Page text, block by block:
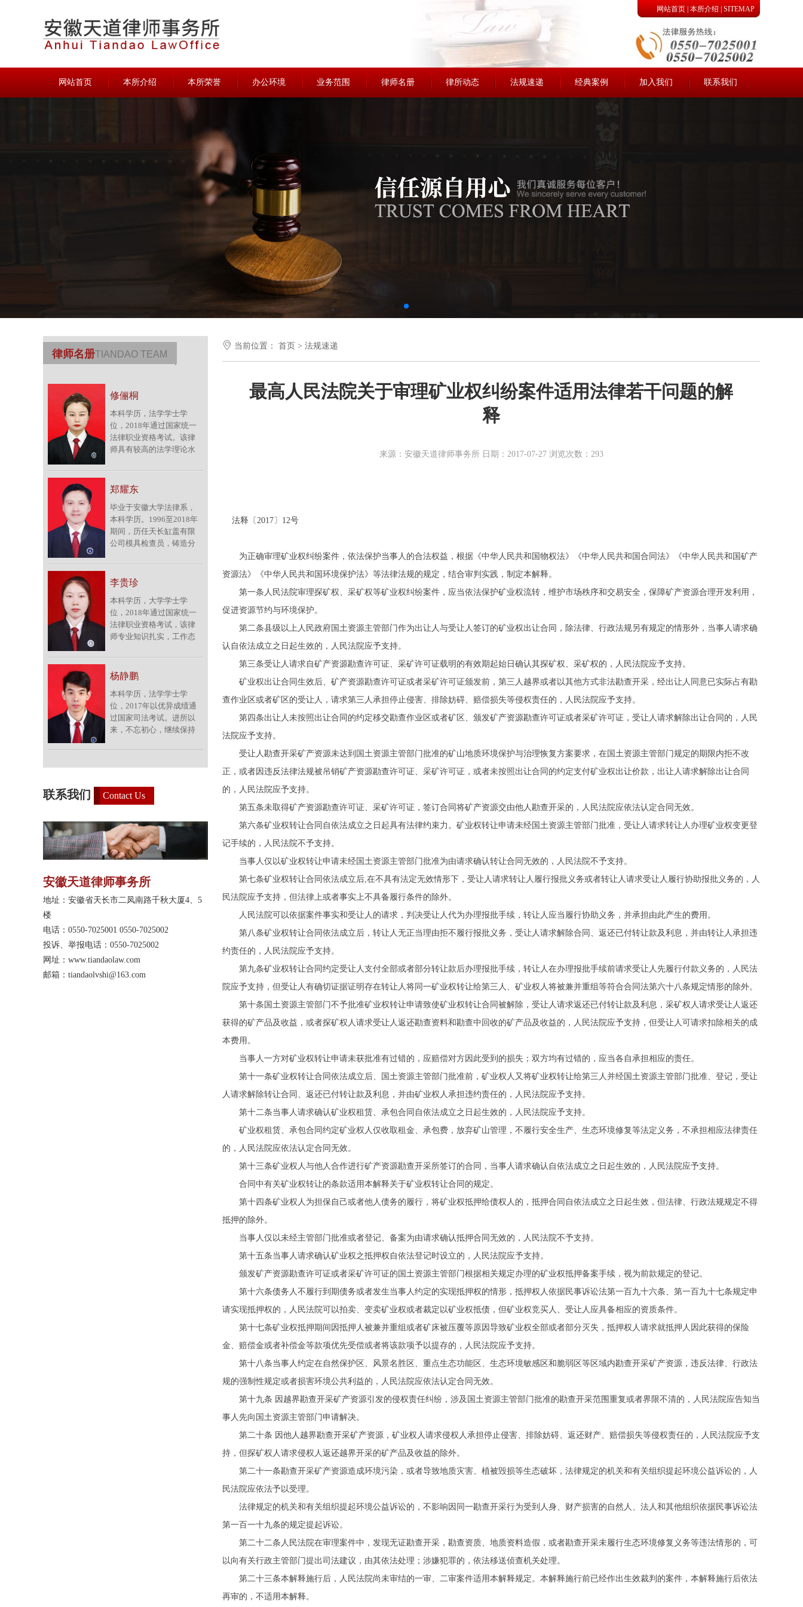
网站首页 本所介绍 SITEMAP
网站首页 本所介绍 本所荣誉 办公环境 业务范围 律师名册 律所动态 法规速递 经典案例 加入我们 联系我们
律师名册TIANDAO TEAM
修俪桐
本科学历，法学学士学
位，2018年通过国家统一
法律职业资格考试。该律
师具有较高的法学理论水
市知名企业从事多年的法
务工作，期间积累了较为
验。擅长办理买卖合同纠
纷、海事纠纷、劳动争议
仲裁及诉讼纠纷、婚姻家
庭及遗产继承纠纷等，该
电话：15705506007。<br
郑耀东
毕业于安徽大学法律系，
本科学历。1996至2018年
期间，历任天长缸盖有限
公司模具检查员，铸造分
备分厂厂长等职。2018年
以优异成绩通过了首届国
试。该律师勤奋好学，法
学理论功底深厚，工作认
真踏实，严谨细致，思维
缜密。加入天道律师团队
商事法律业务，协助指导
案件，尤其在各类合同、
交通事故、民间借贷、劳
动争议等案件中，积累了
较为丰富的实务经验和技
李贵珍
本科学历，大学学士学
位，2018年通过国家统一
法律职业资格考试，该律
师专业知识扎实，工作态
加入律师团队以来，除协
助指导老师办理了各类
研究民商事法律实务，尤
其在交通事故、婚姻家
庭、劳动人事等案件中积
累了一定的办案经验和技
电话：15705506652。<br
杨静鹏
本科学历，法学学士学
位，2017年以优异成绩通
过国家司法考试。进所以
来，不忘初心，继续保持
协助办理各类民商事案
件，在交通事故，合同纠
纷、物业管理、劳动人
事、不动产登记纠纷、不
正当竞争纠纷、保险纠
纷、票据纠纷、公示催告
积累了一定的办案经验和
技巧。电话：
联系我们 Contact Us
安徽天道律师事务所
地址：安徽省天长市二凤南路千秋大厦4、5
楼
电话：0550-7025001 0550-7025002
投诉、举报电话：0550-7025002
网址： www.tiandaolaw.com
邮箱：tiandaolvshi@163.com
 当前位置： 首页 > 法规速递
最高人民法院关于审理矿业权纠纷案件适用法律若干问题的解
释
来源：安徽天道律师事务所 日期：2017-07-27 浏览次数：293
法释〔2017〕12号
为正确审理矿业权纠纷案件，依法保护当事人的合法权益，根据《中华人民共和国物权法》《中华人民共和国合同法》《中华人民共和国矿产
资源法》《中华人民共和国环境保护法》等法律法规的规定，结合审判实践，制定本解释。
第一条人民法院审理探矿权、采矿权等矿业权纠纷案件，应当依法保护矿业权流转，维护市场秩序和交易安全，保障矿产资源合理开发利用，
促进资源节约与环境保护。
第二条县级以上人民政府国土资源主管部门作为出让人与受让人签订的矿业权出让合同，除法律、行政法规另有规定的情形外，当事人请求确
认自依法成立之日起生效的，人民法院应予支持。
第三条受让人请求自矿产资源勘查许可证、采矿许可证载明的有效期起始日确认其探矿权、采矿权的，人民法院应予支持。
矿业权出让合同生效后、矿产资源勘查许可证或者采矿许可证颁发前，第三人越界或者以其他方式非法勘查开采，经出让人同意已实际占有勘
查作业区或者矿区的受让人，请求第三人承担停止侵害、排除妨碍、赔偿损失等侵权责任的，人民法院应予支持。
第四条出让人未按照出让合同的约定移交勘查作业区或者矿区、颁发矿产资源勘查许可证或者采矿许可证，受让人请求解除出让合同的，人民
法院应予支持。
受让人勘查开采矿产资源未达到国土资源主管部门批准的矿山地质环境保护与治理恢复方案要求，在国土资源主管部门规定的期限内拒不改
正，或者因违反法律法规被吊销矿产资源勘查许可证、采矿许可证，或者未按照出让合同的约定支付矿业权出让价款，出让人请求解除出让合同
的，人民法院应予支持。
第五条未取得矿产资源勘查许可证、采矿许可证，签订合同将矿产资源交由他人勘查开采的，人民法院应依法认定合同无效。
第六条矿业权转让合同自依法成立之日起具有法律约束力。矿业权转让申请未经国土资源主管部门批准，受让人请求转让人办理矿业权变更登
记手续的，人民法院不予支持。
当事人仅以矿业权转让申请未经国土资源主管部门批准为由请求确认转让合同无效的，人民法院不予支持。
第七条矿业权转让合同依法成立后,在不具有法定无效情形下，受让人请求转让人履行报批义务或者转让人请求受让人履行协助报批义务的，人
民法院应予支持，但法律上或者事实上不具备履行条件的除外。
人民法院可以依据案件事实和受让人的请求，判决受让人代为办理报批手续，转让人应当履行协助义务，并承担由此产生的费用。
第八条矿业权转让合同依法成立后，转让人无正当理由拒不履行报批义务，受让人请求解除合同、返还已付转让款及利息，并由转让人承担违
约责任的，人民法院应予支持。
第九条矿业权转让合同约定受让人支付全部或者部分转让款后办理报批手续，转让人在办理报批手续前请求受让人先履行付款义务的，人民法
院应予支持，但受让人有确切证据证明存在转让人将同一矿业权转让给第三人、矿业权人将被兼并重组等符合合同法第六十八条规定情形的除外。
第十条国土资源主管部门不予批准矿业权转让申请致使矿业权转让合同被解除，受让人请求返还已付转让款及利息，采矿权人请求受让人返还
获得的矿产品及收益，或者探矿权人请求受让人返还勘查资料和勘查中回收的矿产品及收益的，人民法院应予支持，但受让人可请求扣除相关的成
本费用。
当事人一方对矿业权转让申请未获批准有过错的，应赔偿对方因此受到的损失；双方均有过错的，应当各自承担相应的责任。
第十一条矿业权转让合同依法成立后、国土资源主管部门批准前，矿业权人又将矿业权转让给第三人并经国土资源主管部门批准、登记，受让
人请求解除转让合同、返还已付转让款及利息，并由矿业权人承担违约责任的，人民法院应予支持。
第十二条当事人请求确认矿业权租赁、承包合同自依法成立之日起生效的，人民法院应予支持。
矿业权租赁、承包合同约定矿业权人仅收取租金、承包费，放弃矿山管理，不履行安全生产、生态环境修复等法定义务，不承担相应法律责任
的，人民法院应依法认定合同无效。
第十三条矿业权人与他人合作进行矿产资源勘查开采所签订的合同，当事人请求确认自依法成立之日起生效的，人民法院应予支持。
合同中有关矿业权转让的条款适用本解释关于矿业权转让合同的规定。
第十四条矿业权人为担保自己或者他人债务的履行，将矿业权抵押给债权人的，抵押合同自依法成立之日起生效，但法律、行政法规规定不得
抵押的除外。
当事人仅以未经主管部门批准或者登记、备案为由请求确认抵押合同无效的，人民法院不予支持。
第十五条当事人请求确认矿业权之抵押权自依法登记时设立的，人民法院应予支持。
颁发矿产资源勘查许可证或者采矿许可证的国土资源主管部门根据相关规定办理的矿业权抵押备案手续，视为前款规定的登记。
第十六条债务人不履行到期债务或者发生当事人约定的实现抵押权的情形，抵押权人依据民事诉讼法第一百九十六条、第一百九十七条规定申
请实现抵押权的，人民法院可以拍卖、变卖矿业权或者裁定以矿业权抵债，但矿业权竞买人、受让人应具备相应的资质条件。
第十七条矿业权抵押期间因抵押人被兼并重组或者矿床被压覆等原因导致矿业权全部或者部分灭失，抵押权人请求就抵押人因此获得的保险
金、赔偿金或者补偿金等款项优先受偿或者将该款项予以提存的，人民法院应予支持。
第十八条当事人约定在自然保护区、风景名胜区、重点生态功能区、生态环境敏感区和脆弱区等区域内勘查开采矿产资源，违反法律、行政法
规的强制性规定或者损害环境公共利益的，人民法院应依法认定合同无效。
第十九条 因越界勘查开采矿产资源引发的侵权责任纠纷，涉及国土资源主管部门批准的勘查开采范围重复或者界限不清的，人民法院应告知当
事人先向国土资源主管部门申请解决。
第二十条 因他人越界勘查开采矿产资源，矿业权人请求侵权人承担停止侵害、排除妨碍、返还财产、赔偿损失等侵权责任的，人民法院应予支
持，但探矿权人请求侵权人返还越界开采的矿产品及收益的除外。
第二十一条勘查开采矿产资源造成环境污染，或者导致地质灾害、植被毁损等生态破坏，法律规定的机关和有关组织提起环境公益诉讼的，人
民法院应依法予以受理。
法律规定的机关和有关组织提起环境公益诉讼的，不影响因同一勘查开采行为受到人身、财产损害的自然人、法人和其他组织依据民事诉讼法
第一百一十九条的规定提起诉讼。
第二十二条人民法院在审理案件中，发现无证勘查开采，勘查资质、地质资料造假，或者勘查开采未履行生态环境修复义务等违法情形的，可
以向有关行政主管部门提出司法建议，由其依法处理；涉嫌犯罪的，依法移送侦查机关处理。
第二十三条本解释施行后，人民法院尚未审结的一审、二审案件适用本解释规定。本解释施行前已经作出生效裁判的案件，本解释施行后依法
再审的，不适用本解释。